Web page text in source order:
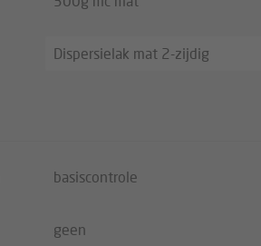
Dispersielak mat 2-zijdig
basiscontrole
geen